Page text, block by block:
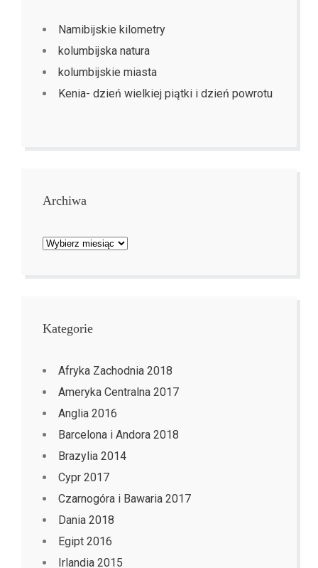
Namibijskie kilometry
kolumbijska natura
kolumbijskie miasta
Kenia- dzień wielkiej piątki i dzień powrotu
Archiwa
Archiwa
Kategorie
Afryka Zachodnia 2018
Ameryka Centralna 2017
Anglia 2016
Barcelona i Andora 2018
Brazylia 2014
Cypr 2017
Czarnogóra i Bawaria 2017
Dania 2018
Egipt 2016
Irlandia 2015